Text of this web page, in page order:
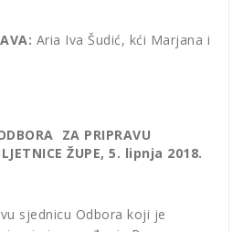
Aria Iva Šudić, kći Marjana i
ZA PRIPRAVU
ŽUPE, 5. lipnja 2018.
sjednicu Odbora koji je